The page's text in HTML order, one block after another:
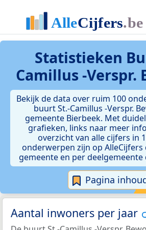
Statistieken
Camillus -Verspr.
Bekijk de data over ruim 100
buurt St.-Camillus -Verspr.
gemeente Bierbeek. Met
grafieken, links naar meer
overzicht van alle cijfers in
onderwerpen zijn op
gemeente en per
Pagina
Aantal inwoners per jaar